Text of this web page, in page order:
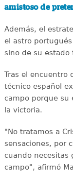
amistoso de
Además, el
el astro
sino de su estado
Tras el encuentro
técnico español
campo porque su
la victoria.
"No tratamos a
sensaciones, por
cuando necesitas
campo", afirmó